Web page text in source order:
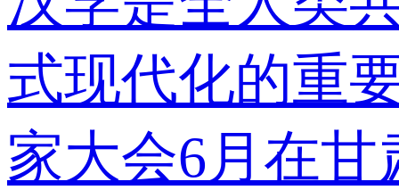
式现代化的重
家大会6月在